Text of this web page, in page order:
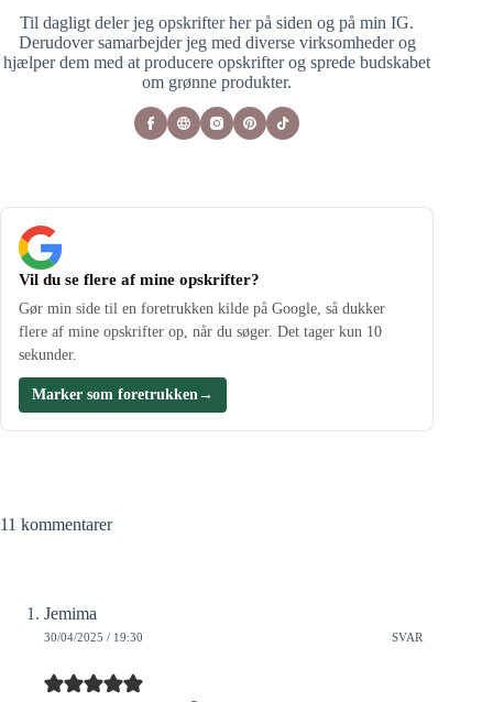
Til dagligt deler jeg opskrifter her på siden og på min IG.
Derudover samarbejder jeg med diverse virksomheder og
hjælper dem med at producere opskrifter og sprede budskabet
om grønne produkter.
Vil du se flere af mine opskrifter?
Gør min side til en foretrukken kilde på Google, så dukker
flere af mine opskrifter op, når du søger. Det tager kun 10
sekunder.
Marker som foretrukken →
11 kommentarer
Jemima
30/04/2025 / 19:30 SVAR